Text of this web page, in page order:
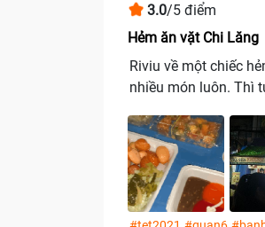
3.0/5 điểm
Hẻm ăn vặt Chi Lăng
Riviu về một chiếc
nhiều món luôn.